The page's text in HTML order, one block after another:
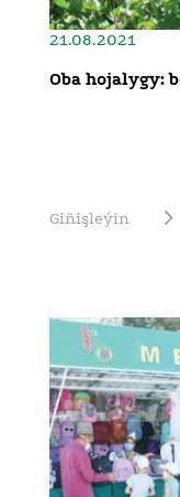
21.08.2021
Oba hojalygy:
Giňişleýin